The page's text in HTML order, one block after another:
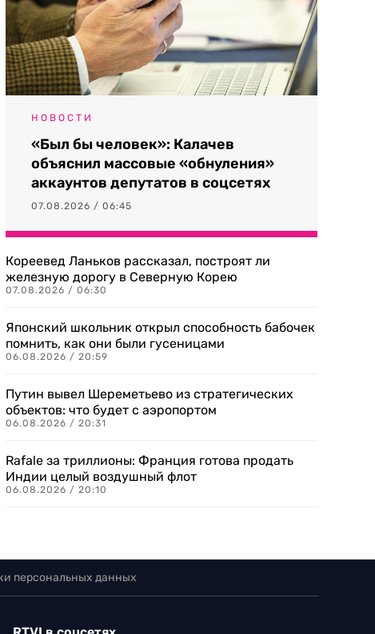
НОВОСТИ
«Был бы человек»: Калачев
объяснил массовые «обнуления»
аккаунтов депутатов в соцсетях
07.08.2026 / 06:45
Кореевед Ланьков рассказал, построят ли
железную дорогу в Северную Корею
07.08.2026 / 06:30
Японский школьник открыл способность бабочек
помнить, как они были гусеницами
06.08.2026 / 20:59
Путин вывел Шереметьево из стратегических
объектов: что будет с аэропортом
06.08.2026 / 20:31
Rafale за триллионы: Франция готова продать
Индии целый воздушный флот
06.08.2026 / 20:10
персональных данных